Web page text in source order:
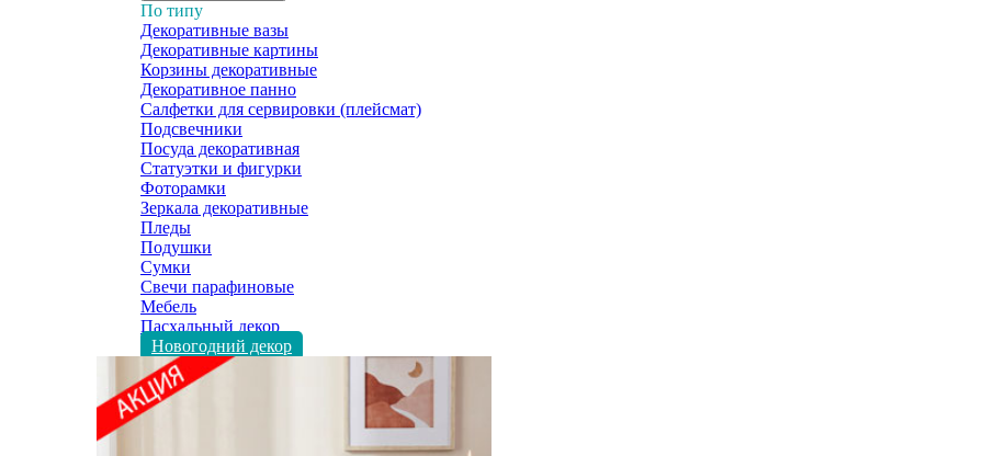
По типу
Декоративные вазы
Декоративные картины
Корзины декоративные
Декоративное панно
Салфетки для сервировки (плейсмат)
Подсвечники
Посуда декоративная
Статуэтки и фигурки
Фоторамки
Зеркала декоративные
Пледы
Подушки
Сумки
Свечи парафиновые
Мебель
Пасхальный декор
Новогодний декор